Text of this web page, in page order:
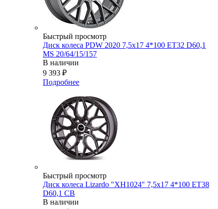
Быстрый просмотр
Диск колеса PDW 2020 7,5x17 4*100 ET32 D60,1
MS 20/64/15/157
В наличии
9 393 ₽
Подробнее
Быстрый просмотр
Диск колеса Lizardo "XH1024" 7,5х17 4*100 ET38
D60,1 CB
В наличии